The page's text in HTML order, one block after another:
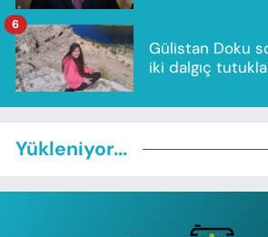
Gülistan Doku
iki dalgıç
6
Yükleniyor...